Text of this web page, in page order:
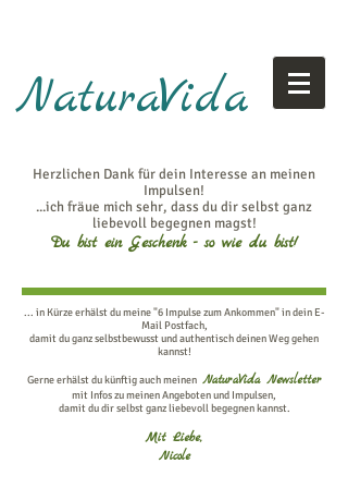
NaturaVida
Herzlichen Dank für dein Interesse an meinen
Impulsen!
...ich fräue mich sehr, dass du dir selbst ganz
liebevoll begegnen magst!
Du bist ein Geschenk - so wie du bist!
... in Kürze erhälst du meine "6 Impulse zum Ankommen" in dein E-
Mail Postfach,
damit du ganz selbstbewusst und authentisch deinen Weg gehen
kannst!
Gerne erhälst du künftig auch meinen NaturaVida Newsletter
mit Infos zu meinen Angeboten und Impulsen,
damit du dir selbst ganz liebevoll begegnen kannst.
Mit Liebe,
Nicole